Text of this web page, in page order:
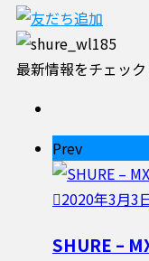
最新情報をチェック
Prev
2020年3月3
SHURE –